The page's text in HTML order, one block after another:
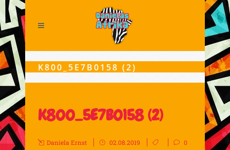
K800_5E7B0158 (2)
K800_5E7B0158 (2)
Daniela Ernst 02.08.2019
0